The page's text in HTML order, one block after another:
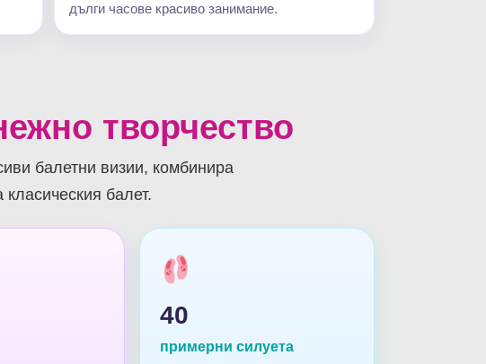
дълги часове красиво занимание.
творчество
балетни визии, комбинира
балет.
40
примерни силуета